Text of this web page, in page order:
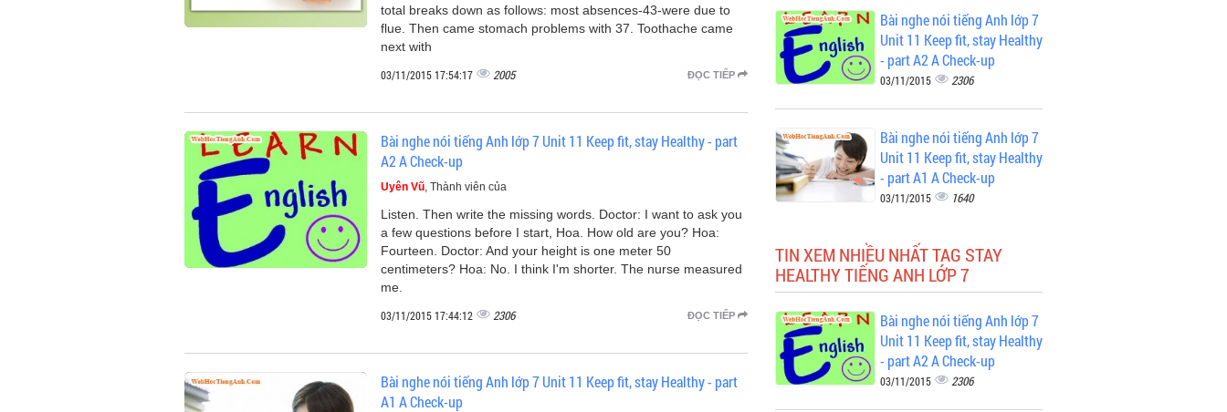
total breaks down as follows: most absences-43-were due to
flue. Then came stomach problems with 37. Toothache came
next with
ĐỌC TIẾP
03/11/2015 17:54:17 2005
Bài nghe nói tiếng Anh lớp 7 Unit 11 Keep fit, stay Healthy - part
A2 A Check-up
Uyên Vũ, Thành viên của
Listen. Then write the missing words. Doctor: I want to ask you
a few questions before I start, Hoa. How old are you? Hoa:
Fourteen. Doctor: And your height is one meter 50
centimeters? Hoa: No. I think I'm shorter. The nurse measured
me.
ĐỌC TIẾP
03/11/2015 17:44:12 2306
Bài nghe nói tiếng Anh lớp 7 Unit 11 Keep fit, stay Healthy - part
A1 A Check-up
Bài nghe nói tiếng Anh lớp 7
Unit 11 Keep fit, stay Healthy
- part A2 A Check-up
03/11/2015 2306
Bài nghe nói tiếng Anh lớp 7
Unit 11 Keep fit, stay Healthy
- part A1 A Check-up
03/11/2015 1640
TIN XEM NHIỀU NHẤT TAG STAY
HEALTHY TIẾNG ANH LỚP 7
Bài nghe nói tiếng Anh lớp 7
Unit 11 Keep fit, stay Healthy
- part A2 A Check-up
03/11/2015 2306